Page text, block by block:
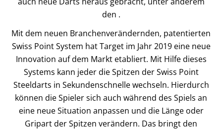
den .
Mit dem neuen Branchenverändernden, patentierten
Swiss Point System hat Target im Jahr 2019 eine neue
Innovation auf dem Markt etabliert. Mit Hilfe dieses
Systems kann jeder die Spitzen der Swiss Point
Steeldarts in Sekundenschnelle wechseln. Hierdurch
können die Spieler sich auch während des Spiels an
eine neue Situation anpassen und die Länge oder
Gripart der Spitzen verändern. Das bringt den